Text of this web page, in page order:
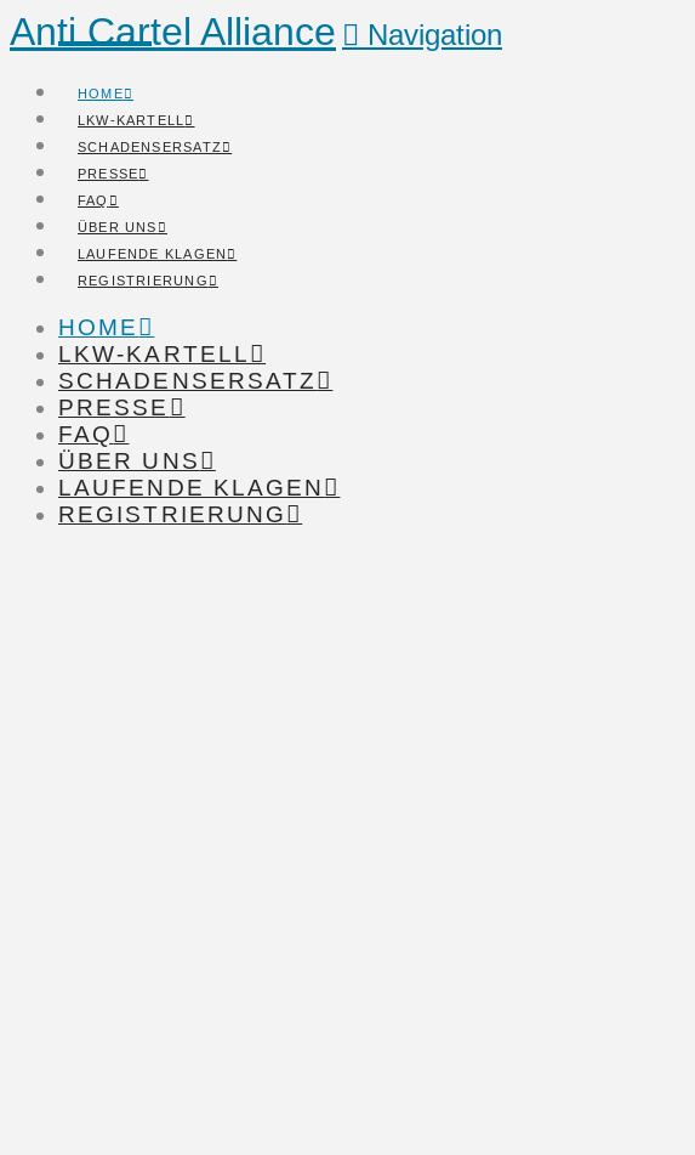
Anti Cartel Alliance Navigation
HOME
LKW-KARTELL
SCHADENSERSATZ
PRESSE
FAQ
ÜBER UNS
LAUFENDE KLAGEN
REGISTRIERUNG
HOME
LKW-KARTELL
SCHADENSERSATZ
PRESSE
FAQ
ÜBER UNS
LAUFENDE KLAGEN
REGISTRIERUNG